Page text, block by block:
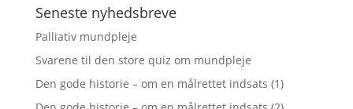
Seneste nyhedsbreve
Palliativ mundpleje
Svarene til den store quiz om mundpleje
Den gode historie – om en målrettet indsats (1)